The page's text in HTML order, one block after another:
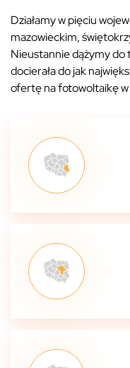
Działamy w pięciu
mazowieckim,
Nieustannie dążymy do
docierała do jak
ofertę na fotowoltaikę